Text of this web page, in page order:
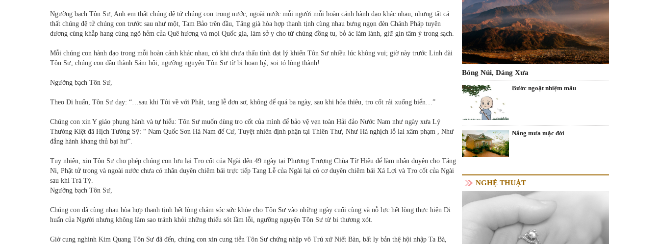
Ngưỡng bạch Tôn Sư, Anh em thất chúng đệ tử chúng con trong nước, ngoài nước mỗi người mỗi hoàn cảnh hành đạo khác nhau, nhưng tất cả
thất chúng đệ tử chúng con trước sau như một, Tam Bảo trên đầu, Tăng già hòa hợp thanh tịnh cùng nhau bưng ngọn đèn Chánh Pháp tuyên
dương cùng khắp hang cùng ngõ hẻm của Quê hương và mọi Quốc gia, làm sở y cho tứ chúng đồng tu, bỏ ác làm lành, giữ gìn tâm ý trong sạch.
Mỗi chúng con hành đạo trong mỗi hoàn cảnh khác nhau, có khi chưa thấu tình đạt lý khiến Tôn Sư nhiều lúc không vui; giờ này trước Linh đài
Tôn Sư, chúng con đầu thành Sám hối, ngưỡng nguyện Tôn Sư từ bi hoan hỷ, soi tỏ lòng thành!
Ngưỡng bạch Tôn Sư,
Theo Di huấn, Tôn Sư dạy: “…sau khi Tôi về với Phật, tang lễ đơn sơ, không để quá ba ngày, sau khi hỏa thiêu, tro cốt rải xuống biển…”
Chúng con xin Y giáo phụng hành và tự hiểu: Tôn Sư muốn dùng tro cốt của mình để bảo vệ vẹn toàn Hải đảo Nước Nam như ngày xưa Lý
Thường Kiệt đã Hịch Tướng Sỹ: “ Nam Quốc Sơn Hà Nam đế Cư, Tuyệt nhiên định phận tại Thiên Thư, Như Hà nghịch lỗ lai xâm phạm , Như
đẵng hành khang thủ bại hư”.
Tuy nhiên, xin Tôn Sư cho phép chúng con lưu lại Tro cốt của Ngài đến 49 ngày tại Phương Trượng Chùa Từ Hiếu để làm nhân duyên cho Tăng
Ni, Phật tử trong và ngoài nước chưa có nhân duyên chiêm bái trực tiếp Tang Lễ của Ngài lại có cơ duyên chiêm bái Xá Lợi và Tro cốt của Ngài
sau khi Trà Tỳ.
Ngưỡng bạch Tôn Sư,
Chúng con đã cùng nhau hòa hợp thanh tịnh hết lòng chăm sóc sức khỏe cho Tôn Sư vào những ngày cuối cùng và nỗ lực hết lòng thực hiện Di
huấn của Người nhưng không làm sao tránh khỏi những thiếu sót lầm lỗi, ngưỡng nguyện Tôn Sư từ bi thương xót.
Giờ cung nghinh Kim Quang Tôn Sư đã đến, chúng con xin cung tiễn Tôn Sư chứng nhập vô Trú xứ Niết Bàn, bất ly bản thệ hội nhập Ta Bà,
Bóng Núi, Dáng Xưa
Bước ngoặt nhiệm mầu
Nắng mưa mặc đời
NGHỆ THUẬT